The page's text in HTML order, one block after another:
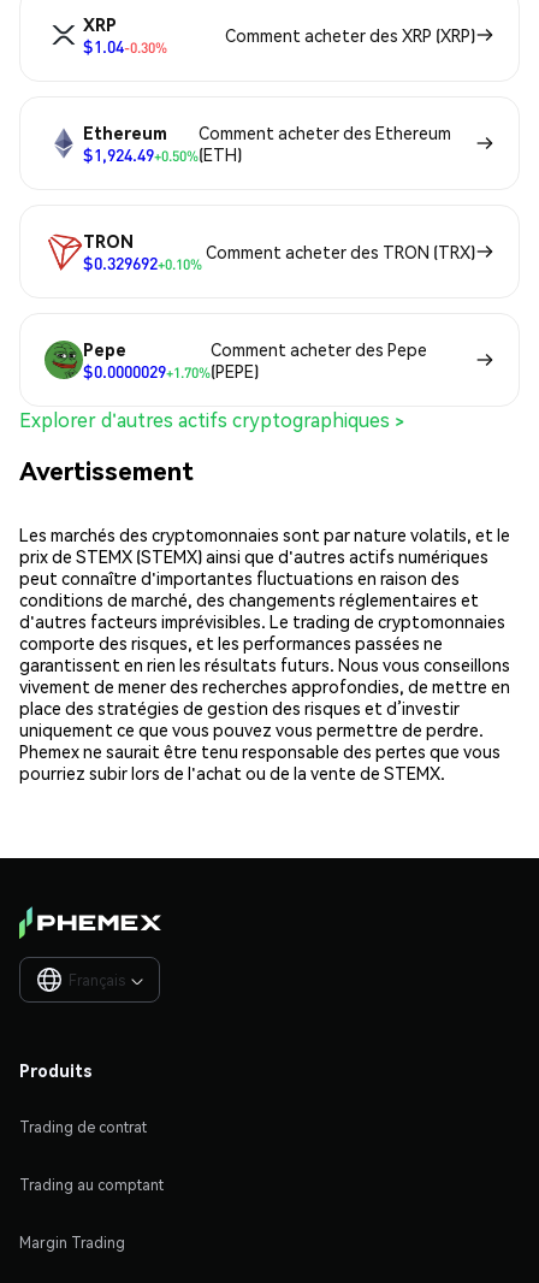
XRP
$1.04-0.30%
Comment acheter des XRP (XRP)
Ethereum
$1,924.49+0.50%
Comment acheter des Ethereum
(ETH)
TRON
$0.329692+0.10%
Comment acheter des TRON (TRX)
Pepe
$0.0000029+1.70%
Comment acheter des Pepe
(PEPE)
Explorer d'autres actifs cryptographiques >
Avertissement
Les marchés des cryptomonnaies sont par nature volatils, et le
prix de STEMX (STEMX) ainsi que d'autres actifs numériques
peut connaître d'importantes fluctuations en raison des
conditions de marché, des changements réglementaires et
d'autres facteurs imprévisibles. Le trading de cryptomonnaies
comporte des risques, et les performances passées ne
garantissent en rien les résultats futurs. Nous vous conseillons
vivement de mener des recherches approfondies, de mettre en
place des stratégies de gestion des risques et d’investir
uniquement ce que vous pouvez vous permettre de perdre.
Phemex ne saurait être tenu responsable des pertes que vous
pourriez subir lors de l'achat ou de la vente de STEMX.
Français 
Produits
Trading de contrat
Trading au comptant
Margin Trading